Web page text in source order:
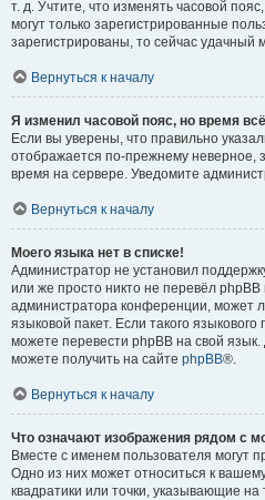
т. д. Учтите, что изменять часовой
могут только зарегистрированные
зарегистрированы, то сейчас удачный
Вернуться к началу
Я изменил часовой пояс, но время
Если вы уверены, что правильно
отображается по-прежнему неверное,
время на сервере. Уведомите
Вернуться к началу
Моего языка нет в списке!
Администратор не установил
или же просто никто не перевёл
администратора конференции, может
языковой пакет. Если такого
можете перевести phpBB на свой
можете получить на сайте phpBB®.
Вернуться к началу
Что означают изображения рядом с
Вместе с именем пользователя могут
Одно из них может относиться к
квадратики или точки, указывающие